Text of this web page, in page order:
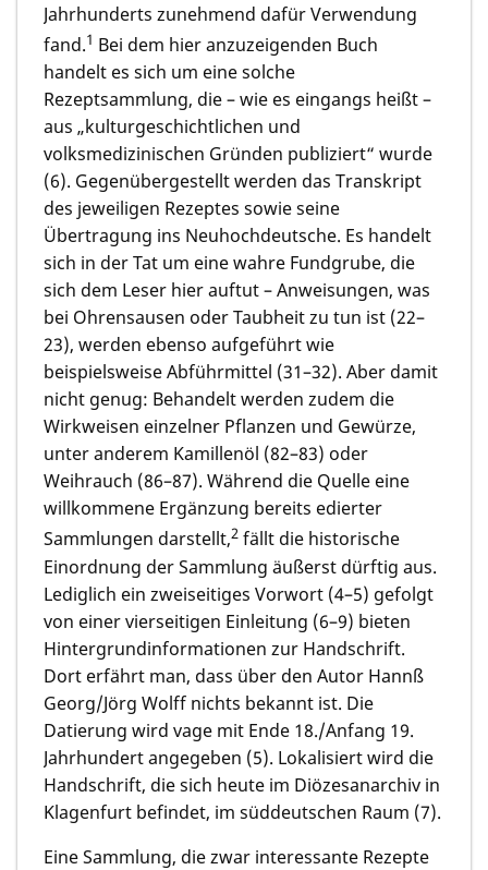
Jahrhunderts zunehmend dafür Verwendung
fand.1 Bei dem hier anzuzeigenden Buch
handelt es sich um eine solche
Rezeptsammlung, die – wie es eingangs heißt –
aus „kulturgeschichtlichen und
volksmedizinischen Gründen publiziert“ wurde
(6). Gegenübergestellt werden das Transkript
des jeweiligen Rezeptes sowie seine
Übertragung ins Neuhochdeutsche. Es handelt
sich in der Tat um eine wahre Fundgrube, die
sich dem Leser hier auftut – Anweisungen, was
bei Ohrensausen oder Taubheit zu tun ist (22–
23), werden ebenso aufgeführt wie
beispielsweise Abführmittel (31–32). Aber damit
nicht genug: Behandelt werden zudem die
Wirkweisen einzelner Pflanzen und Gewürze,
unter anderem Kamillenöl (82–83) oder
Weihrauch (86–87). Während die Quelle eine
willkommene Ergänzung bereits edierter
Sammlungen darstellt,2 fällt die historische
Einordnung der Sammlung äußerst dürftig aus.
Lediglich ein zweiseitiges Vorwort (4–5) gefolgt
von einer vierseitigen Einleitung (6–9) bieten
Hintergrundinformationen zur Handschrift.
Dort erfährt man, dass über den Autor Hannß
Georg/Jörg Wolff nichts bekannt ist. Die
Datierung wird vage mit Ende 18./Anfang 19.
Jahrhundert angegeben (5). Lokalisiert wird die
Handschrift, die sich heute im Diözesanarchiv in
Klagenfurt befindet, im süddeutschen Raum (7).
Eine Sammlung, die zwar interessante Rezepte